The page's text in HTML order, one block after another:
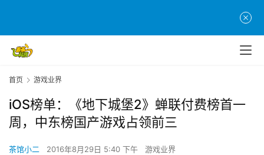
首页 游戏业界
iOS榜单：《地下城堡2》蝉联付费榜首一
周，中东榜国产游戏占领前三
茶馆小二 2016年8月29日 5:40 下午 游戏业界